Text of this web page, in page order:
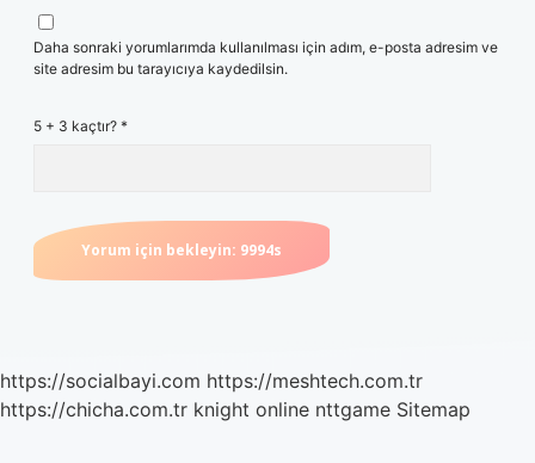
Daha sonraki yorumlarımda kullanılması için adım, e-posta adresim ve
site adresim bu tarayıcıya kaydedilsin.
5 + 3 kaçtır? *
https://socialbayi.com https://meshtech.com.tr
https://chicha.com.tr knight online nttgame Sitemap